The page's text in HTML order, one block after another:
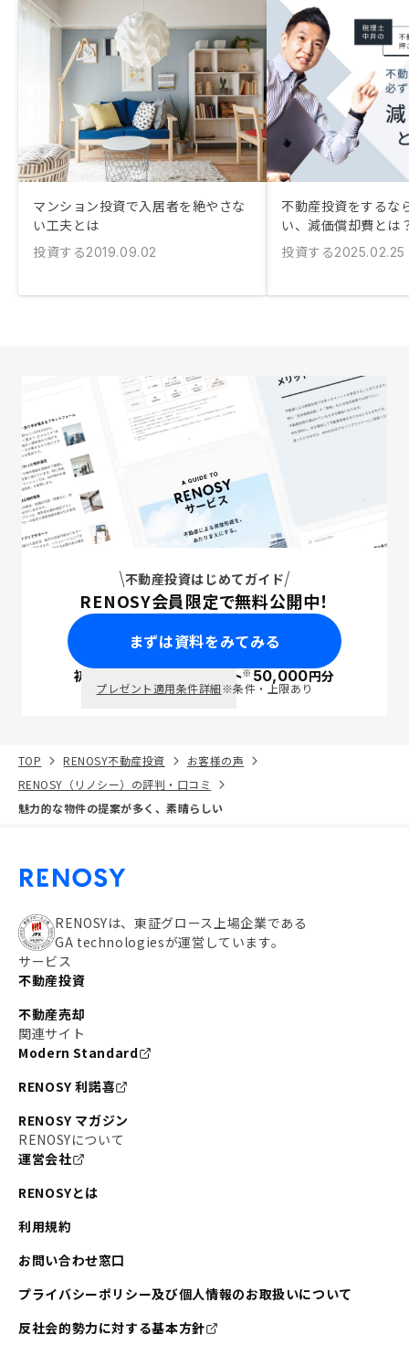
マンション投資で入居者を絶やさな
い工夫とは
投資する2019.09.02
不動産投資をするな
い、減価償却費とは
投資する2025.02.25
不動産投資はじめてガイド
RENOSY会員限定で無料公開中！
まずは資料をみてみる
初回面談で ポイント※50,000円分
プレゼント適用条件詳細※条件・上限あり
TOP RENOSY不動産投資
お客様の声
RENOSY（リノシー）の評判・口コミ
魅力的な物件の提案が多く、素晴らしい
RENOSYは、東証グロース上場企業である
GA technologiesが運営しています。
サービス
不動産投資
不動産売却
関連サイト
Modern Standard
RENOSY 利諾喜
RENOSY マガジン
RENOSYについて
運営会社
RENOSYとは
利用規約
お問い合わせ窓口
プライバシーポリシー及び個人情報のお取扱いについて
反社会的勢力に対する基本方針